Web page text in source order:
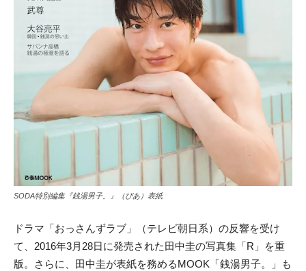
SODA特別編集『銭湯男子。』（ぴあ）表紙
ドラマ「おっさんずラブ」（テレビ朝日系）の反響を受け
て、2016年3月28日に発売された田中圭の写真集「R」を重
版。さらに、田中圭が表紙を務めるMOOK「銭湯男子。」も